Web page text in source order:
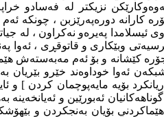
نزیکتر له‌ فه‌سادو
کارانه‌ دوره‌په‌رێزبن ، چونکه‌
په‌یره‌و نه‌کراون ، له‌
وبێکاری و قاتوقڕی ، ئه‌وا په‌نا
کێشانه‌ و بۆ ئه‌م مه‌به‌سته‌ش هێما
ئه‌وا خوداوه‌ند خێرو
بۆیه‌ مایه‌پوچمان کردن ] و
ئه‌بورێین و
بۆیان به‌نجکردن و